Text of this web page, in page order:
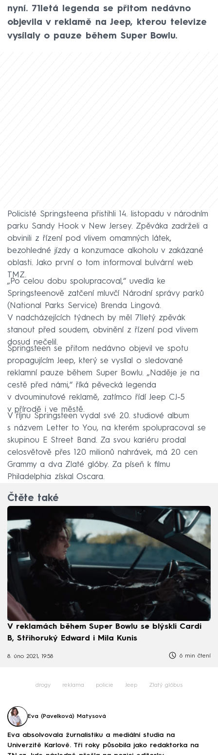
nyní. 71letá legenda se přitom nedávno
objevila v reklamě na Jeep, kterou televize
vysílaly o pauze během Super Bowlu.
Policisté Springsteena přistihli 14. listopadu v národním
parku Sandy Hook v New Jersey. Zpěváka zadrželi a
obvinili z řízení pod vlivem omamných látek,
bezohledné jízdy a konzumace alkoholu v zakázané
oblasti. Jako první o tom informoval bulvární web
TMZ.
„Po celou dobu spolupracoval,“ uvedla ke
Springsteenově zatčení mluvčí Národní správy parků
(National Parks Service) Brenda Lingová.
V nadcházejících týdnech by měl 71letý zpěvák
stanout před soudem, obvinění z řízení pod vlivem
dosud nečelil.
Springsteen se přitom nedávno objevil ve spotu
propagujícím Jeep, který se vysílal o sledované
reklamní pauze během Super Bowlu. „Naděje je na
cestě před námi,“ říká pěvecká legenda
v dvouminutové reklamě, zatímco řídí Jeep CJ-5
v přírodě i ve městě.
V říjnu Springsteen vydal své 20. studiové album
s názvem Letter to You, na kterém spolupracoval se
skupinou E Street Band. Za svou kariéru prodal
celosvětově přes 120 milionů nahrávek, má 20 cen
Grammy a dva Zlaté glóby. Za píseň k filmu
Philadelphia získal Oscara.
Čtěte také
V reklamách během Super Bowlu se blýskli Cardi
B, Střihoruký Edward i Mila Kunis
8. úno 2021, 19:58 6 min čtení
drogy reklama policie Jeep Zlatý glóbus
Eva (Pavelková) Matysová
Eva absolvovala žurnalistiku a mediální studia na
Univerzitě Karlově. Tři roky působila jako redaktorka na